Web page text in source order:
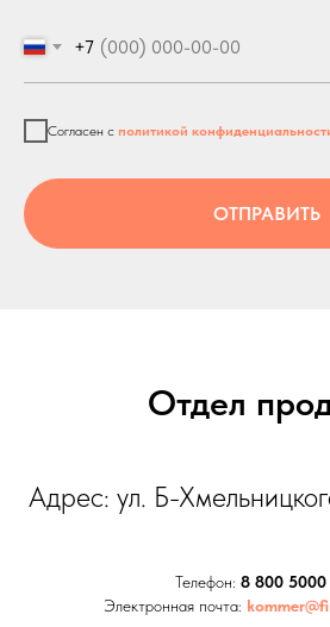
+7
Согласен с политикой
ОТПРАВИТЬ
Отдел
Адрес: ул. Б-
Телефон: 8 800 5000
Электронная почта: